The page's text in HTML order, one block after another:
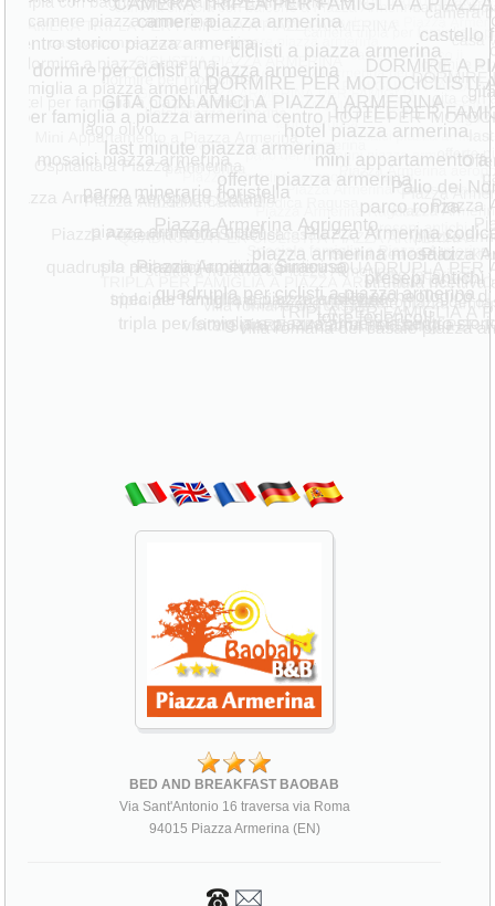
BED AND BREAKFAST BAOBAB
Via Sant'Antonio 16 traversa via Roma
94015 Piazza Armerina (EN)